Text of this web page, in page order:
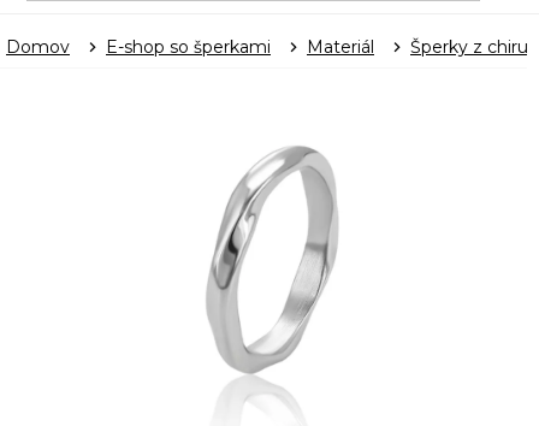
Domov E-shop so šperkami Materiál Šperky z